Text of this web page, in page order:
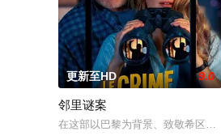
更新至HD 9.0
邻里谜案
在这部以巴黎为背景、致敬希区